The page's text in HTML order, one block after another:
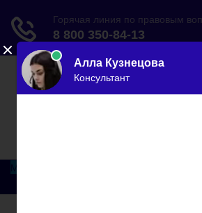
Закон
Меню